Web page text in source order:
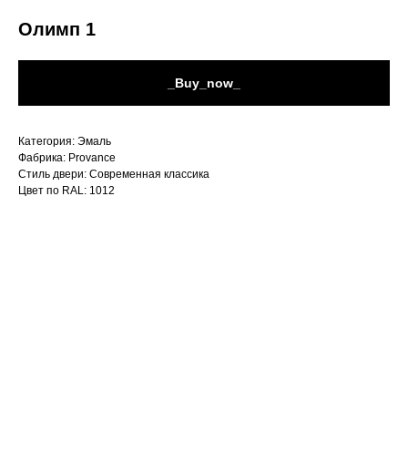
Олимп 1
_Buy_now_
Категория: Эмаль
Фабрика: Provance
Стиль двери: Современная классика
Цвет по RAL: 1012